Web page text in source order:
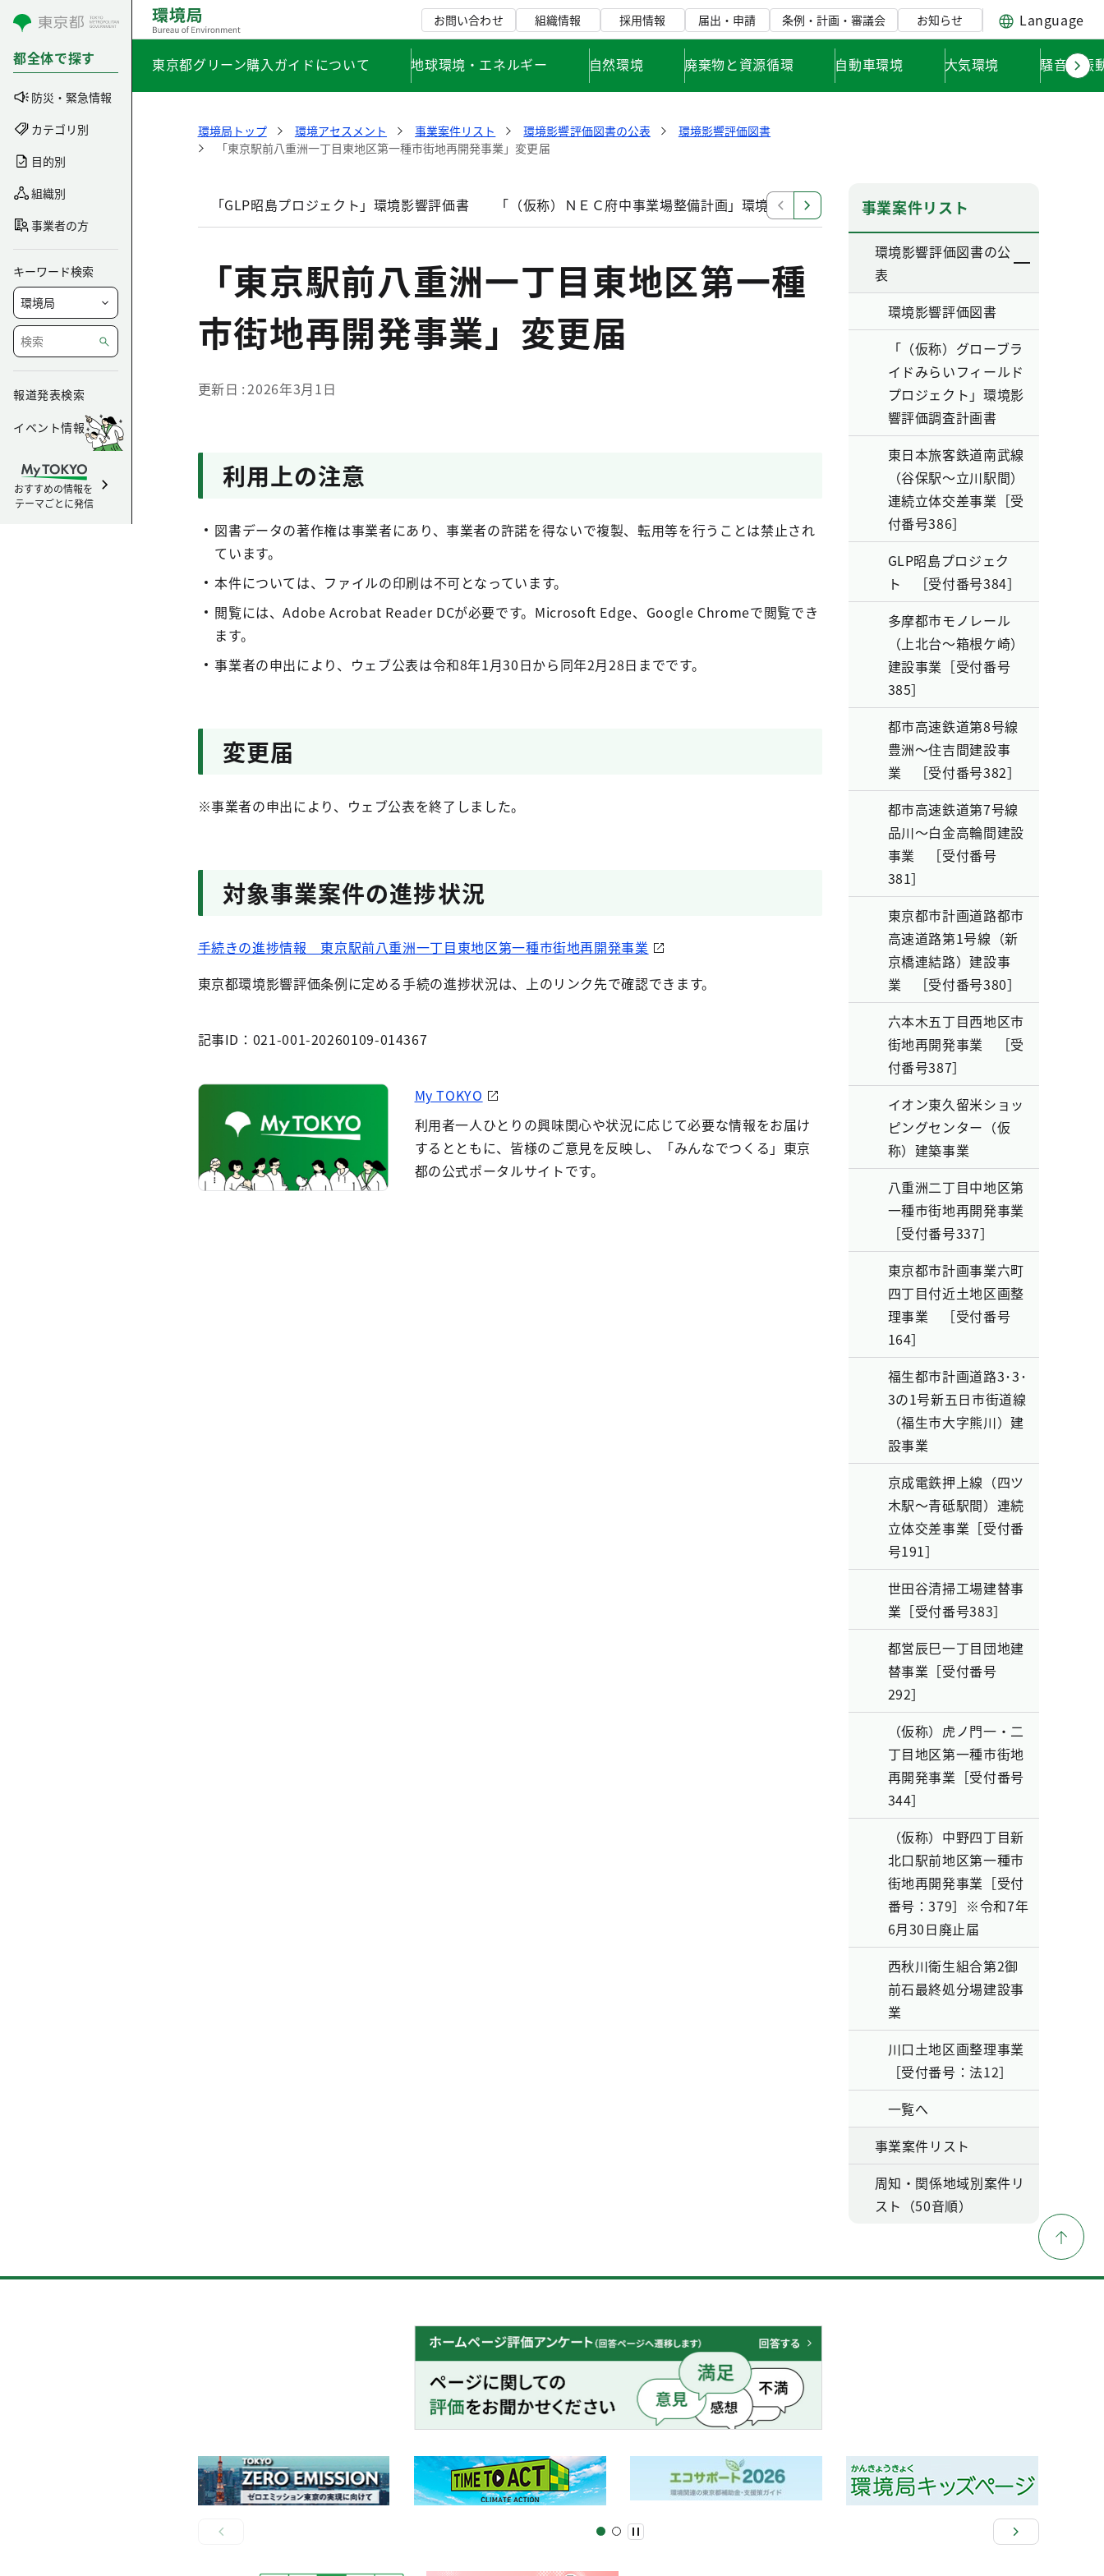
コンテンツにスキップ
都全体で探す
防災・緊急情報
カテゴリ別
目的別
組織別
事業者の方
キーワード検索
報道発表検索
イベント情報
おすすめの情報を
テーマごとに発信
お問い合わせ 組織情報 採用情報 届出・申請 条例・計画・審議会 お知らせ Language
東京都グリーン購入ガイドについて 地球環境・エネルギー 自然環境 廃棄物と資源循環 自動車環境 大気環境 騒音・振
環境局トップ 環境アセスメント 事業案件リスト 環境影響評価図書の公表
環境影響評価図書
「東京駅前八重洲一丁目東地区第一種市街地再開発事業」変更届
「GLP昭島プロジェクト」環境影響評価書 「（仮称）ＮＥＣ府中事業場整備計画」環境影響評価調査計画書 「東日本旅客鉄道南武線（谷
「東京駅前八重洲一丁目東地区第一種
市街地再開発事業」変更届
更新日 2026年3月1日
利用上の注意
図書データの著作権は事業者にあり、事業者の許諾を得ないで複製、転用等を行うことは禁止され
ています。
本件については、ファイルの印刷は不可となっています。
閲覧には、Adobe Acrobat Reader DCが必要です。Microsoft Edge、Google Chromeで閲覧でき
ます。
事業者の申出により、ウェブ公表は令和8年1月30日から同年2月28日までです。
変更届
※事業者の申出により、ウェブ公表を終了しました。
対象事業案件の進捗状況
手続きの進捗情報 東京駅前八重洲一丁目東地区第一種市街地再開発事業
東京都環境影響評価条例に定める手続の進捗状況は、上のリンク先で確認できます。
記事ID：021-001-20260109-014367
My TOKYO
利用者一人ひとりの興味関心や状況に応じて必要な情報をお届け
するとともに、皆様のご意見を反映し、「みんなでつくる」東京
都の公式ポータルサイトです。
事業案件リスト
環境影響評価図書の公
表
環境影響評価図書
「（仮称）グローブラ
イドみらいフィールド
プロジェクト」環境影
響評価調査計画書
東日本旅客鉄道南武線
（谷保駅～立川駅間）
連続立体交差事業［受
付番号386］
GLP昭島プロジェク
ト ［受付番号384］
多摩都市モノレール
（上北台～箱根ケ崎）
建設事業［受付番号
385］
都市高速鉄道第8号線
豊洲～住吉間建設事
業 ［受付番号382］
都市高速鉄道第7号線
品川～白金高輪間建設
事業 ［受付番号
381］
東京都市計画道路都市
高速道路第1号線（新
京橋連結路）建設事
業 ［受付番号380］
六本木五丁目西地区市
街地再開発事業 ［受
付番号387］
イオン東久留米ショッ
ピングセンター（仮
称）建築事業
八重洲二丁目中地区第
一種市街地再開発事業
［受付番号337］
東京都市計画事業六町
四丁目付近土地区画整
理事業 ［受付番号
164］
福生都市計画道路3･3･
3の1号新五日市街道線
（福生市大字熊川）建
設事業
京成電鉄押上線（四ツ
木駅～青砥駅間）連続
立体交差事業［受付番
号191］
世田谷清掃工場建替事
業［受付番号383］
都営辰巳一丁目団地建
替事業［受付番号
292］
（仮称）虎ノ門一・二
丁目地区第一種市街地
再開発事業［受付番号
344］
（仮称）中野四丁目新
北口駅前地区第一種市
街地再開発事業［受付
番号：379］※令和7年
6月30日廃止届
西秋川衛生組合第2御
前石最終処分場建設事
業
川口土地区画整理事業
［受付番号：法12］
一覧へ
事業案件リスト
周知・関係地域別案件リ
スト（50音順）